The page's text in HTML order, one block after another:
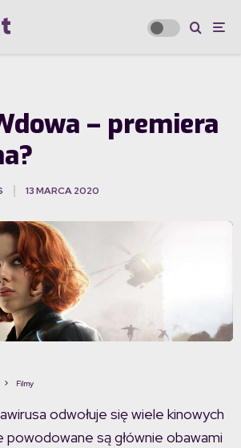
– premiera
13 MARCA 2020
Filmy
odwołuje się wiele kinowych
powodowane są głównie obawami